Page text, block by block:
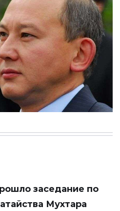
заседание по
Мухтара